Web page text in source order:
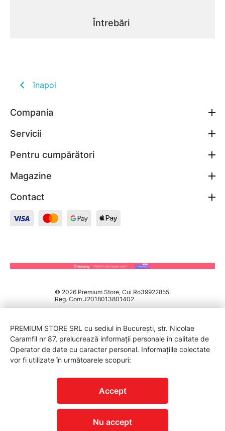
Întrebări
înapoi
Compania
Servicii
Pentru cumpărători
Magazine
Contact
© 2026 Premium Store, Cui Ro39922855.
Reg. Com J2018013801402.
PREMIUM STORE SRL cu sediul in București, str. Nicolae
Caramfil nr 87, prelucrează informații personale în calitate de
Operator de date cu caracter personal. Informațiile colectate
vor fi utilizate în următoarele scopuri:
Accept
Nu accept